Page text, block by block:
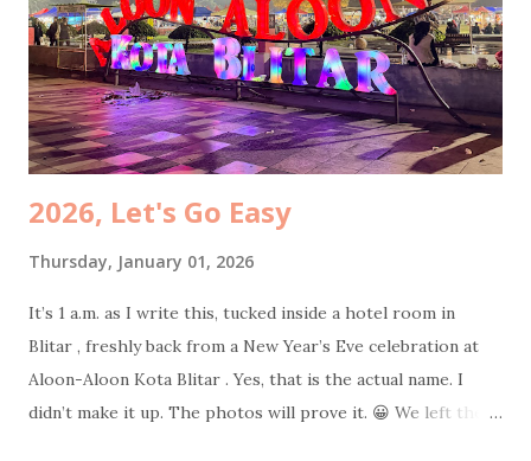
Mas…” “Ampuni mama ya, Mbak…” “Jaga pernikahan, yang
rukun...” Beliau menangis, suamiku menangis, aku menahan
tangis… sambil mengusap kening beliau dan bilang, “Mama
pasti sembuh.. banyak sekali yang mendoakan mama.. yang
penting mama semangat ya”. ...
2026, Let's Go Easy
Thursday, January 01, 2026
It’s 1 a.m. as I write this, tucked inside a hotel room in
Blitar , freshly back from a New Year’s Eve celebration at
Aloon-Aloon Kota Blitar . Yes, that is the actual name. I
didn’t make it up. The photos will prove it. 😀 We left the